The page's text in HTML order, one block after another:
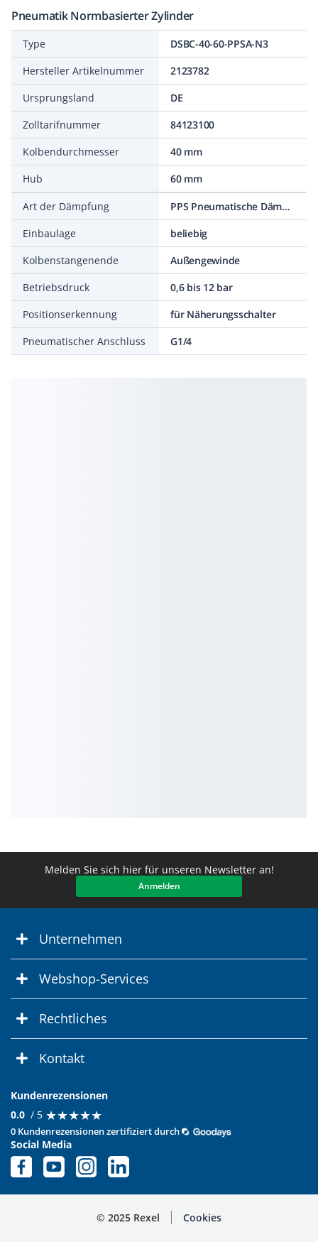
Pneumatik Normbasierter Zylinder
Type
DSBC-40-60-PPSA-N3
Hersteller Artikelnummer
2123782
Ursprungsland
DE
Zolltarifnummer
84123100
Kolbendurchmesser
40 mm
Hub
60 mm
Art der Dämpfung
PPS Pneumatische Dämpfung selbsteinstellend
Einbaulage
beliebig
Kolbenstangenende
Außengewinde
Betriebsdruck
0,6 bis 12 bar
Positionserkennung
für Näherungsschalter
Pneumatischer Anschluss
G1/4
Melden Sie sich hier für unseren Newsletter an!
Anmelden
Unternehmen
Webshop-Services
Rechtliches
Kontakt
Kundenrezensionen
0.0 / 5 ★★★★★
★★★★★
0 Kundenrezensionen zertifiziert durch
Social Media
© 2025 Rexel Cookies